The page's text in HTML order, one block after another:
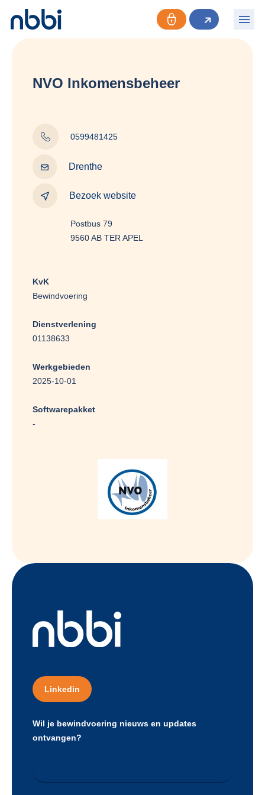
NVO Inkomensbeheer
0599481425
Drenthe
Bezoek website
Postbus 79
9560 AB TER APEL
KvK
Bewindvoering
Dienstverlening
01138633
Werkgebieden
2025-10-01
Softwarepakket
-
Linkedin
Wil je bewindvoering nieuws en updates
ontvangen?